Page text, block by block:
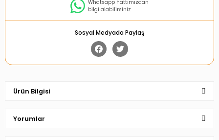
Whatsapp hattımızdan
bilgi alabilirsiniz
Sosyal Medyada Paylaş
Ürün Bilgisi
Yorumlar